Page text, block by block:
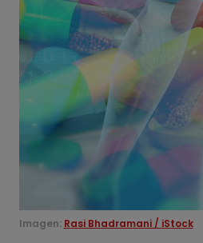
Imagen: Rasi Bhadramani / iStock